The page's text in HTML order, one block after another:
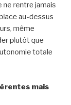
ne rentre jamais
au-dessus
même
plutôt que
totale
mais